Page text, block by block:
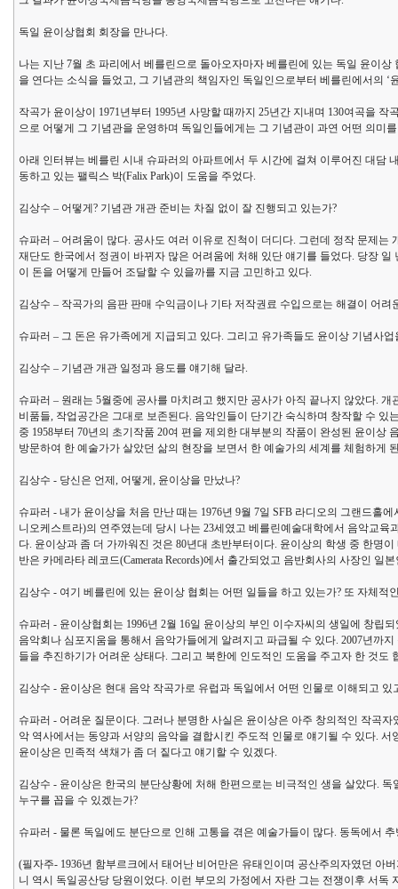
독일 윤이상협회 회장을 만나다.
나는 지난 7월 초 파리에서 베를린으로 돌아오자마자 베를린에 있는 독일 윤이상
을 연다는 소식을 들었고, 그 기념관의 책임자인 독일인으로부터 베를린에서의 ‘
작곡가 윤이상이 1971년부터 1995년 사망할 때까지 25년간 지내며 130여곡을
으로 어떻게 그 기념관을 운영하며 독일인들에게는 그 기념관이 과연 어떤 의미
아래 인터뷰는 베를린 시내 슈파러의 아파트에서 두 시간에 걸쳐 이루어진 대담
동하고 있는 팰릭스 박(Falix Park)이 도움을 주었다.
김상수 – 어떻게? 기념관 개관 준비는 차질 없이 잘 진행되고 있는가?
슈파러 – 어려움이 많다. 공사도 여러 이유로 진척이 더디다. 그런데 정작 문제
재단도 한국에서 정권이 바뀌자 많은 어려움에 처해 있단 얘기를 들었다. 당장
이 돈을 어떻게 만들어 조달할 수 있을까를 지금 고민하고 있다.
김상수 – 작곡가의 음판 판매 수익금이나 기타 저작권료 수입으로는 해결이 어려
슈파러 – 그 돈은 유가족에게 지급되고 있다. 그리고 유가족들도 윤이상 기념사
김상수 – 기념관 개관 일정과 용도를 얘기해 달라.
슈파러 – 원래는 5월중에 공사를 마치려고 했지만 공사가 아직 끝나지 않았다.
비품들, 작업공간은 그대로 보존된다. 음악인들이 단기간 숙식하며 창작할 수
중 1958부터 70년의 초기작품 20여 편을 제외한 대부분의 작품이 완성된 윤이
방문하여 한 예술가가 살았던 삶의 현장을 보면서 한 예술가의 세계를 체험하게
김상수 - 당신은 언제, 어떻게, 윤이상을 만났나?
슈파러 - 내가 윤이상을 처음 만난 때는 1976년 9월 7일 SFB 라디오의 그랜드홀
니오케스트라)의 연주였는데 당시 나는 23세였고 베를린예술대학에서 음악교
다. 윤이상과 좀 더 가까워진 것은 80년대 초반부터이다. 윤이상의 학생 중 한명
반은 카메라타 레코드(Camerata Records)에서 출간되었고 음반회사의 사장인
김상수 - 여기 베를린에 있는 윤이상 협회는 어떤 일들을 하고 있는가? 또 자체적
슈파러 - 윤이상협회는 1996년 2월 16일 윤이상의 부인 이수자씨의 생일에 창
음악회나 심포지움을 통해서 음악가들에게 알려지고 파급될 수 있다. 2007년까
들을 추진하기가 어려운 상태다. 그리고 북한에 인도적인 도움을 주고자 한 것도
김상수 - 윤이상은 현대 음악 작곡가로 유럽과 독일에서 어떤 인물로 이해되고
슈파러 - 어려운 질문이다. 그러나 분명한 사실은 윤이상은 아주 창의적인 작곡
악 역사에서는 동양과 서양의 음악을 결합시킨 주도적 인물로 얘기될 수 있다.
윤이상은 민족적 색채가 좀 더 짙다고 얘기할 수 있겠다.
김상수 - 윤이상은 한국의 분단상황에 처해 한편으로는 비극적인 생을 살았다.
누구를 꼽을 수 있겠는가?
슈파러 - 물론 독일에도 분단으로 인해 고통을 겪은 예술가들이 많다. 동독에서
(필자주- 1936년 함부르크에서 태어난 비어만은 유태인이며 공산주의자였던 아
니 역시 독일공산당 당원이었다. 이런 부모의 가정에서 자란 그는 전쟁이후 서